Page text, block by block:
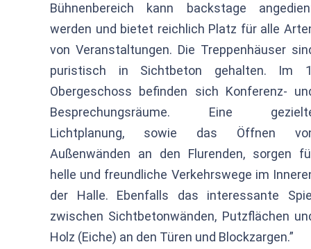
Bühnenbereich kann backstage
werden und bietet reichlich Platz für alle
von Veranstaltungen. Die Treppenhäuser
puristisch in Sichtbeton gehalten. Im
Obergeschoss befinden sich Konferenz-
Besprechungsräume. Eine
Lichtplanung, sowie das Öffnen
Außenwänden an den Flurenden, sorgen
helle und freundliche Verkehrswege im
der Halle. Ebenfalls das interessante Spiel
zwischen Sichtbetonwänden, Putzflächen
Holz (Eiche) an den Türen und Blockzargen.”